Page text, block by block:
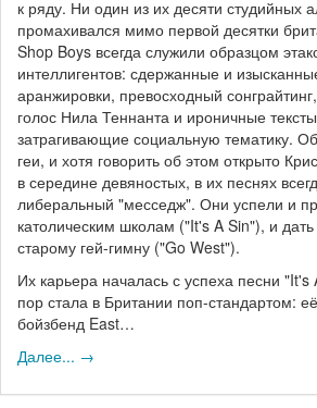
к ряду. Ни один из их десяти студийных
промахивался мимо первой десятки
Shop Boys всегда служили образцом
интеллигентов: сдержанные и
аранжировки, превосходный
голос Нила Теннанта и ироничные
затрагивающие социальную тематику.
геи, и хотя говорить об этом открыто
в середине девяностых, в их песнях
либеральный "месседж". Они успели и
католическим школам ("It's A Sin"), и
старому гей-гимну ("Go West").
Их карьера началась с успеха песни "It's
пор стала в Британии поп-стандартом:
бойзбенд East…
Далее... →